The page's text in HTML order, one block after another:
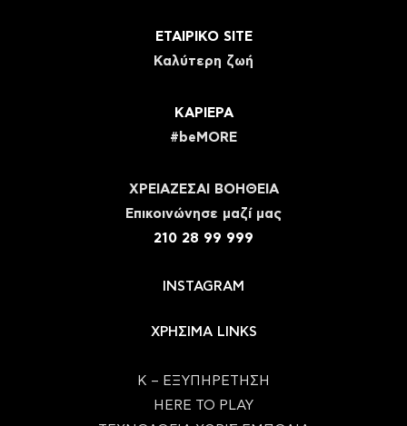
ΕΤΑΙΡΙΚΟ SITE
Καλύτερη ζωή
ΚΑΡΙΕΡΑ
#beMORE
ΧΡΕΙΑΖΕΣΑΙ ΒΟΗΘΕΙΑ
Eπικοινώνησε μαζί μας
210 28 99 999
INSTAGRAM
ΧΡΗΣΙΜΑ LINKS
Κ – ΕΞΥΠΗΡΕΤΗΣΗ
HERE TO PLAY